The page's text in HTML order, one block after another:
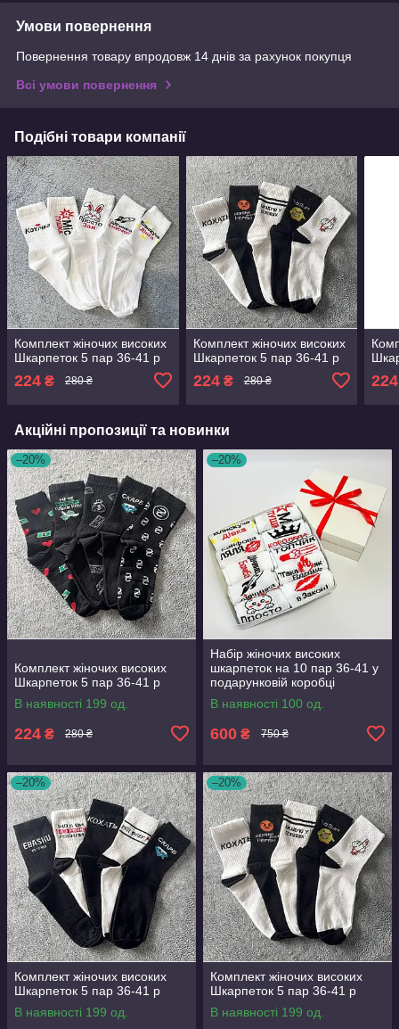
Умови повернення
Повернення товару впродовж 14 днів за рахунок покупця
Всі умови повернення
Подібні товари компанії
Комплект жіночих високих
Шкарпеток 5 пар 36-41 р
224 ₴ 280 ₴
Комплект жіночих високих
Шкарпеток 5 пар 36-41 р
224₴ 280 ₴ 224
Акційні пропозиції та новинки
–20%
Комплект жіночих високих
Шкарпеток 5 пар 36-41 р
В наявності 199 од.
224 ₴ 280 ₴
–20%
Набір жіночих високих
шкарпеток на 10 пар 36-41 у
подарунковій коробці
В наявності 100 од.
600 ₴ 750 ₴
–20%
Комплект жіночих високих
Шкарпеток 5 пар 36-41 р
В наявності 199 од.
–20%
Комплект жіночих високих
Шкарпеток 5 пар 36-41 р
В наявності 199 од.